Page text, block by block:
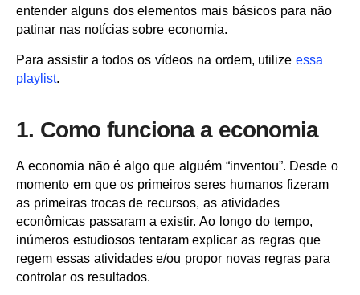
entender alguns dos elementos mais básicos para não
patinar nas notícias sobre economia.
Para assistir a todos os vídeos na ordem, utilizeessa
playlist.
1. Como funciona a economia
A economia não é algo que alguém “inventou”. Desde o
momento em que os primeiros seres humanos fizeram
as primeiras trocas de recursos, as atividades
econômicas passaram a existir. Ao longo do tempo,
inúmeros estudiosos tentaram explicar as regras que
regem essas atividades e/ou propor novas regras para
controlar os resultados.